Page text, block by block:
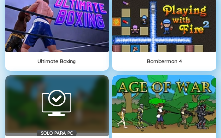
Ultimate Boxing Bomberman 4
SOLO PARA PC